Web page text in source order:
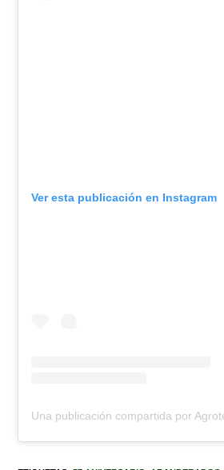
Ver esta publicación en Instagram